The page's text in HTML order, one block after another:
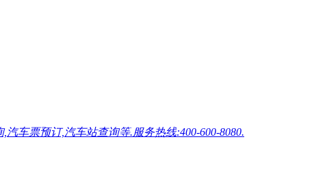
车票预订,汽车站查询等.服务热线:400-600-8080.